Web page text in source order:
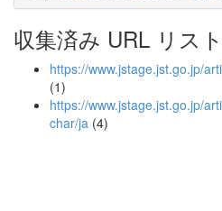
収集済み URL リスト
https://www.jstage.jst.go.jp/
(1)
https://www.jstage.jst.go.jp/
char/ja (4)